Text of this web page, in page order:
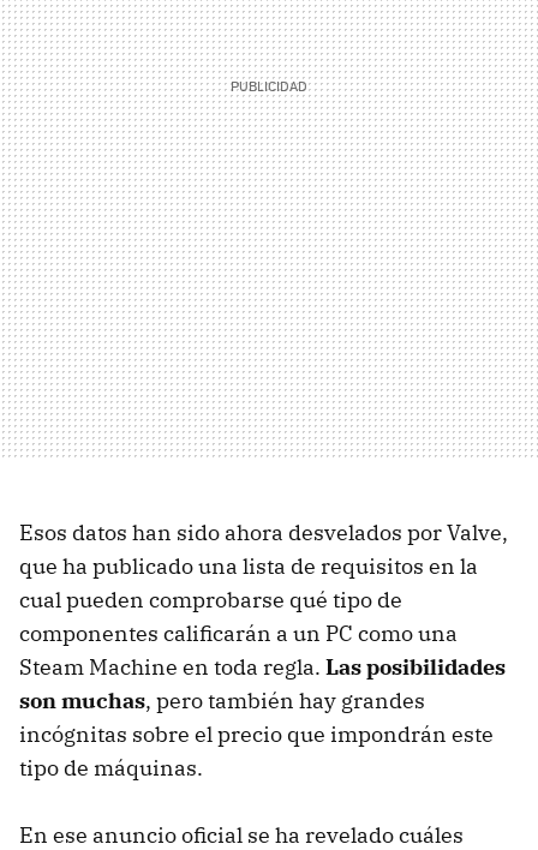
Esos datos han sido ahora desvelados por Valve,
que ha publicado una lista de requisitos en la
cual pueden comprobarse qué tipo de
componentes calificarán a un PC como una
Steam Machine en toda regla. Las posibilidades
son muchas, pero también hay grandes
incógnitas sobre el precio que impondrán este
tipo de máquinas.
En ese anuncio oficial se ha revelado cuáles